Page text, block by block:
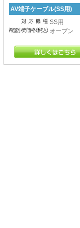
AV端子ケーブル(SS用)
SS用
オープン